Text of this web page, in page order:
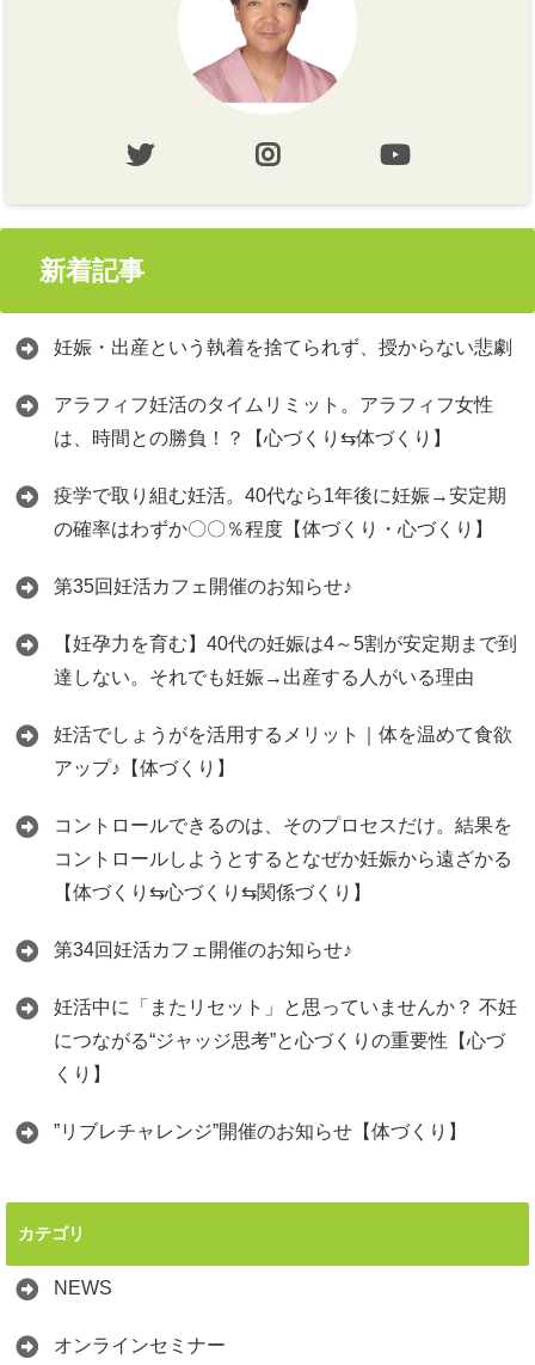
新着記事
妊娠・出産という執着を捨てられず、授からない悲劇
アラフィフ妊活のタイムリミット。アラフィフ女性
は、時間との勝負！？【心づくり⇆体づくり】
疫学で取り組む妊活。40代なら1年後に妊娠→安定期
の確率はわずか〇〇％程度【体づくり・心づくり】
第35回妊活カフェ開催のお知らせ♪
【妊孕力を育む】40代の妊娠は4～5割が安定期まで到
達しない。それでも妊娠→出産する人がいる理由
妊活でしょうがを活用するメリット｜体を温めて食欲
アップ♪【体づくり】
コントロールできるのは、そのプロセスだけ。結果を
コントロールしようとするとなぜか妊娠から遠ざかる
【体づくり⇆心づくり⇆関係づくり】
第34回妊活カフェ開催のお知らせ♪
妊活中に「またリセット」と思っていませんか？ 不妊
につながる“ジャッジ思考”と心づくりの重要性【心づ
くり】
”リブレチャレンジ”開催のお知らせ【体づくり】
カテゴリ
NEWS
オンラインセミナー